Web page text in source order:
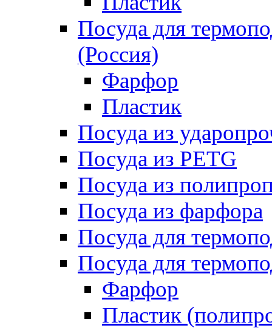
Посуда для
(Россия)
Фарфор
Пластик
Посуда из
Посуда из PETG
Посуда из
Посуда из фарфора
Посуда для
Посуда для
Фарфор
Пластик